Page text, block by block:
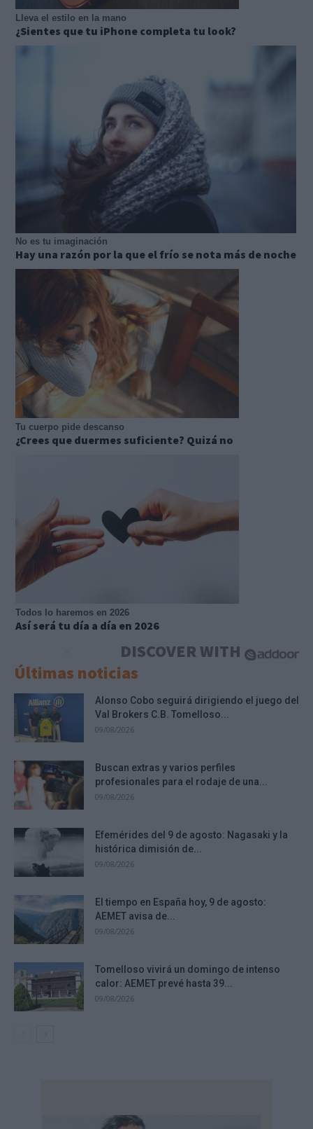
Lleva el estilo en la mano
¿Sientes que tu iPhone completa tu look?
No es tu imaginación
Hay una razón por la que el frío se nota más de noche
Tu cuerpo pide descanso
¿Crees que duermes suficiente? Quizá no
Todos lo haremos en 2026
Así será tu día a día en 2026
DISCOVER WITH
Últimas noticias
Alonso Cobo seguirá dirigiendo el juego del
Val Brokers C.B. Tomelloso...
09/08/2026
Buscan extras y varios perfiles
profesionales para el rodaje de una...
09/08/2026
Efemérides del 9 de agosto: Nagasaki y la
histórica dimisión de...
09/08/2026
El tiempo en España hoy, 9 de agosto:
AEMET avisa de...
09/08/2026
Tomelloso vivirá un domingo de intenso
calor: AEMET prevé hasta 39...
09/08/2026